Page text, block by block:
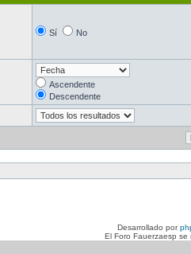
Sí No
Ascendente
Descendente
Desarrollado por
El Foro Fauerzaesp